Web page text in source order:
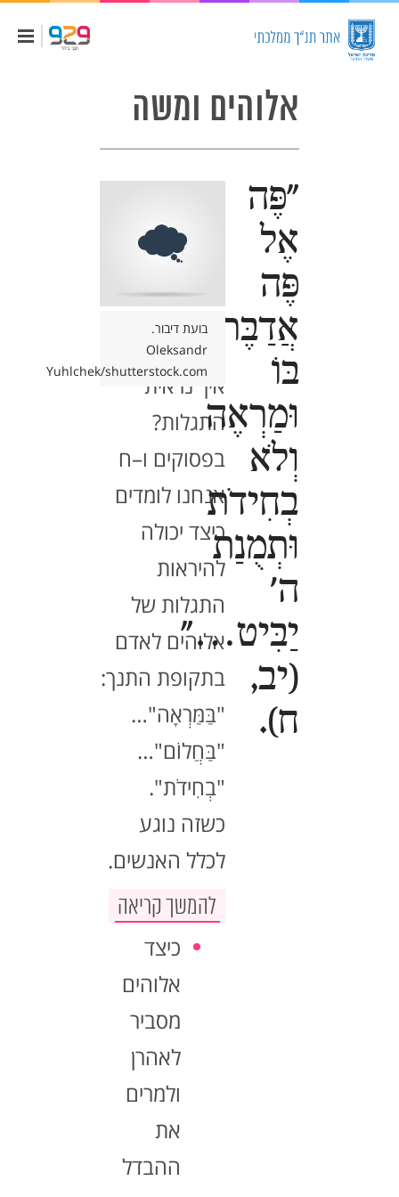
אלוהים ומשה
"פֶּה
אֶל
פֶּה
אֲדַבֶּר
בּוֹ
וּמַרְאֶה
וְלֹא
בְחִידֹת
וּתְמֻנַת
ה'
יַבִּיט…"
(יב,
ח).
בועת דיבור.
Oleksandr
Yuhlchek/shutterstock.com
איך נראית
התגלות?
בפסוקים ו–ח
אנחנו לומדים
כיצד יכולה
להיראות
התגלות של
אלוהים לאדם
בתקופת התנך:
"בַּמַּרְאָה"…
"בַּחֲלוֹם"…
"בְחִידֹת".
כשזה נוגע
לכלל האנשים.
להמשך קריאה
כיצד
אלוהים
מסביר
לאהרן
ולמרים
את
ההבדל